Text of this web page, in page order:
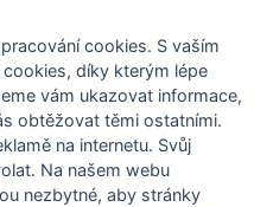
Poslední
komentář: 06. 02.
2021
cookies. S vaším
díky kterým lépe
vám ukazovat informace,
obtěžovat těmi ostatními.
na internetu. Svůj
Na našem webu
nezbytné, aby stránky